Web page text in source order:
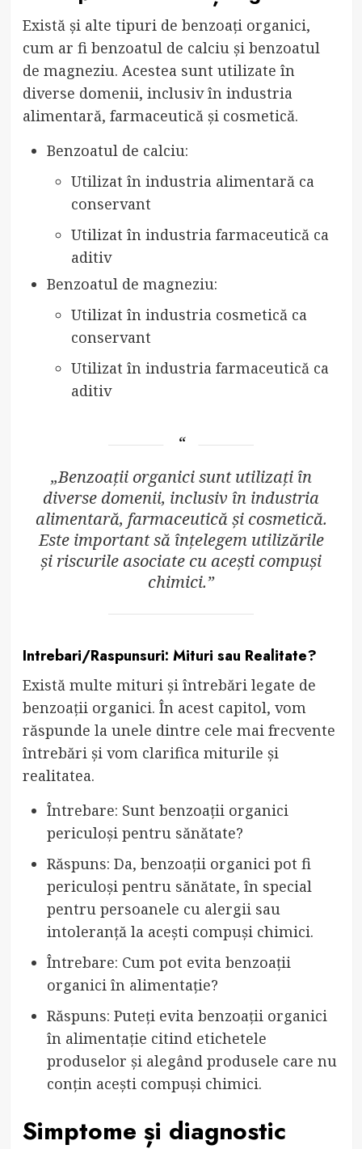
Există și alte tipuri de benzoați organici,
cum ar fi benzoatul de calciu și benzoatul
de magneziu. Acestea sunt utilizate în
diverse domenii, inclusiv în industria
alimentară, farmaceutică și cosmetică.
Benzoatul de calciu:
Utilizat în industria alimentară ca
conservant
Utilizat în industria farmaceutică ca
aditiv
Benzoatul de magneziu:
Utilizat în industria cosmetică ca
conservant
Utilizat în industria farmaceutică ca
aditiv
„Benzoații organici sunt utilizați în
diverse domenii, inclusiv în industria
alimentară, farmaceutică și cosmetică.
Este important să înțelegem utilizările
și riscurile asociate cu acești compuși
chimici.”
Intrebari/Raspunsuri: Mituri sau Realitate?
Există multe mituri și întrebări legate de
benzoații organici. În acest capitol, vom
răspunde la unele dintre cele mai frecvente
întrebări și vom clarifica miturile și
realitatea.
Întrebare: Sunt benzoații organici
periculoși pentru sănătate?
Răspuns: Da, benzoații organici pot fi
periculoși pentru sănătate, în special
pentru persoanele cu alergii sau
intoleranță la acești compuși chimici.
Întrebare: Cum pot evita benzoații
organici în alimentație?
Răspuns: Puteți evita benzoații organici
în alimentație citind etichetele
produselor și alegând produsele care nu
conțin acești compuși chimici.
Simptome și diagnostic